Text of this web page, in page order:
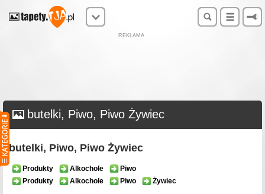
REKLAMA
butelki, Piwo, Piwo Żywiec
butelki, Piwo, Piwo Żywiec
Produkty Alkochole
Piwo
Produkty
Alkochole Piwo Żywiec